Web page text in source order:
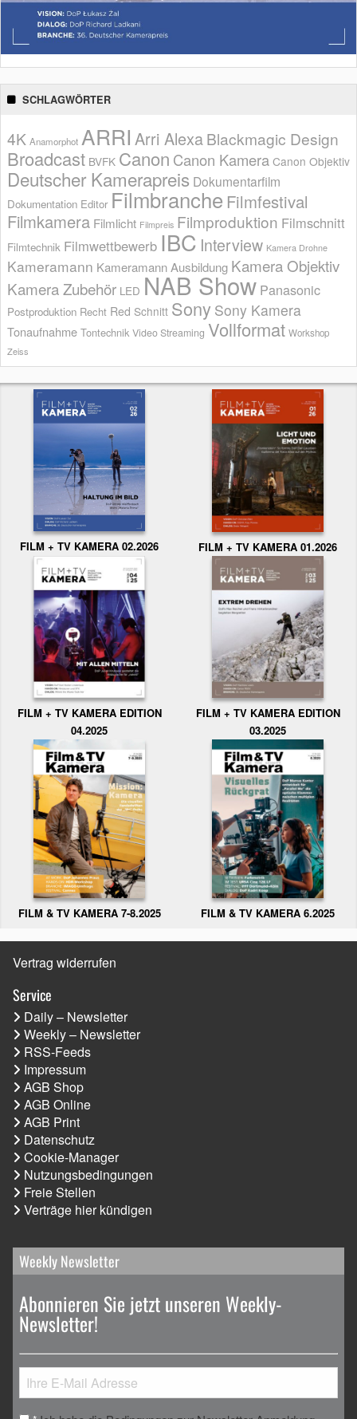
SCHLAGWÖRTER
4K Anamorphot ARRI Arri AlexaBlackmagic Design
Broadcast BVFK Canon Canon Kamera Canon Objektiv
Deutscher Kamerapreis Dokumentarfilm
Dokumentation Editor Filmbranche Filmfestival
Filmkamera Filmlicht Filmpreis Filmproduktion Filmschnitt
Filmtechnik Filmwettbewerb IBC Interview Kamera Drohne
Kameramann Kameramann Ausbildung Kamera Objektiv
Kamera Zubehör LED NAB Show Panasonic
Postproduktion Recht Red Schnitt Sony Sony Kamera
Tonaufnahme Tontechnik Video Streaming Vollformat Workshop
Zeiss
FILM + TV KAMERA 02.2026 FILM + TV KAMERA 01.2026
FILM + TV KAMERA EDITION
04.2025
FILM + TV KAMERA EDITION
03.2025
FILM & TV KAMERA 7-8.2025 FILM & TV KAMERA 6.2025
Vertrag widerrufen
Service
Daily – Newsletter
Weekly – Newsletter
RSS-Feeds
Impressum
AGB Shop
AGB Online
AGB Print
Datenschutz
Cookie-Manager
Nutzungsbedingungen
Freie Stellen
Verträge hier kündigen
Weekly Newsletter
Abonnieren Sie jetzt unseren Weekly-
Newsletter!